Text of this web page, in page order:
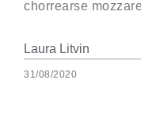
chorrearse
Laura Litvin
31/08/2020